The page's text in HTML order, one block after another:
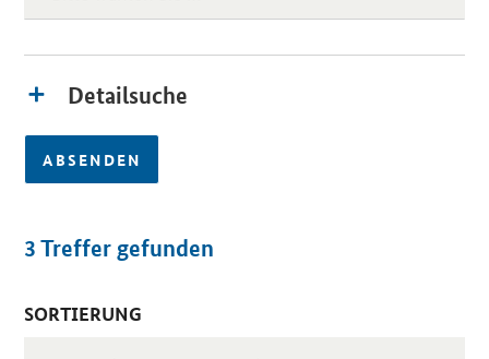
Detailsuche
ABSENDEN
3Treffer gefunden
SORTIERUNG